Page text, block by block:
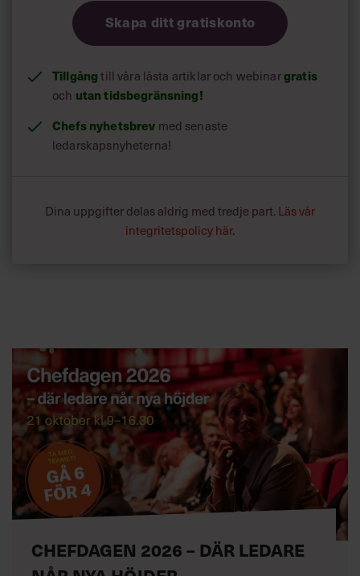
Skapa ditt gratiskonto
Tillgångtill våra låsta artiklar och webinargratis
och utan tidsbegränsning!
Chefs nyhetsbrev med senaste
ledarskapsnyheterna!
Dina uppgifter delas aldrig med tredje part. Läs vår
integritetspolicy här.
CHEFDAGEN 2026 – DÄR LEDARE